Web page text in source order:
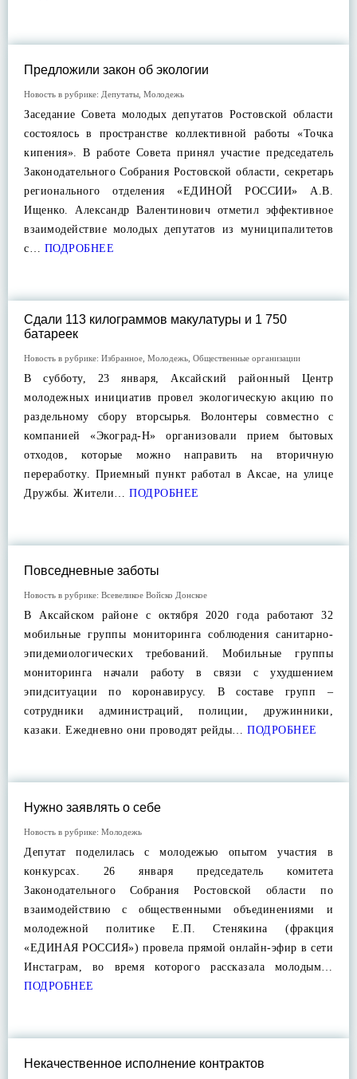
Предложили закон об экологии
Новость в рубрике: Депутаты Молодежь
Заседание Совета молодых депутатов Ростовской области
состоялось в пространстве коллективной работы «Точка
кипения». В работе Совета принял участие председатель
Законодательного Собрания Ростовской области, секретарь
регионального отделения «ЕДИНОЙ РОССИИ» А.В.
Ищенко. Александр Валентинович отметил эффективное
взаимодействие молодых депутатов из муниципалитетов
с… ПОДРОБНЕЕ
Сдали 113 килограммов макулатуры и 1 750
батареек
Новость в рубрике: Избранное Молодежь Общественные организации
В субботу, 23 января, Аксайский районный Центр
молодежных инициатив провел экологическую акцию по
раздельному сбору вторсырья. Волонтеры совместно с
компанией «Экоград-Н» организовали прием бытовых
отходов, которые можно направить на вторичную
переработку. Приемный пункт работал в Аксае, на улице
Дружбы. Жители… ПОДРОБНЕЕ
Повседневные заботы
Новость в рубрике: Всевеликое Войско Донское
В Аксайском районе с октября 2020 года работают 32
мобильные группы мониторинга соблюдения санитарно-
эпидемиологических требований. Мобильные группы
мониторинга начали работу в связи с ухудшением
эпидситуации по коронавирусу. В составе групп –
сотрудники администраций, полиции, дружинники,
казаки. Ежедневно они проводят рейды… ПОДРОБНЕЕ
Нужно заявлять о себе
Новость в рубрике: Молодежь
Депутат поделилась с молодежью опытом участия в
конкурсах. 26 января председатель комитета
Законодательного Собрания Ростовской области по
взаимодействию с общественными объединениями и
молодежной политике Е.П. Стенякина (фракция
«ЕДИНАЯ РОССИЯ») провела прямой онлайн-эфир в сети
Инстаграм, во время которого рассказала молодым…
ПОДРОБНЕЕ
Некачественное исполнение контрактов